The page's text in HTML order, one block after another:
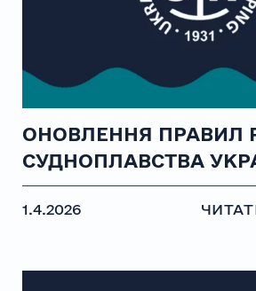
ОНОВЛЕННЯ ПРАВИЛ
СУДНОПЛАВСТВА
1.4.2026